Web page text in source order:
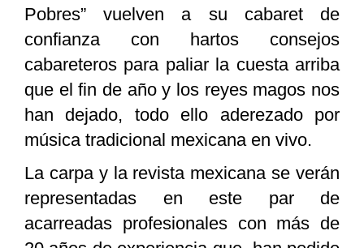
Pobres” vuelven a su cabaret de
confianza con hartos consejos
cabareteros para paliar la cuesta arriba
que el fin de año y los reyes magos nos
han dejado, todo ello aderezado por
música tradicional mexicana en vivo.
La carpa y la revista mexicana se verán
representadas en este par de
acarreadas profesionales con más de